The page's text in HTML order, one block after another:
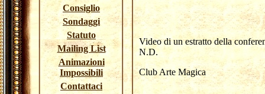
Consiglio
Sondaggi
Statuto
Mailing List
Animazioni
Impossibili
Contattaci
Video di un estratto della
N.D.
Club Arte Magica